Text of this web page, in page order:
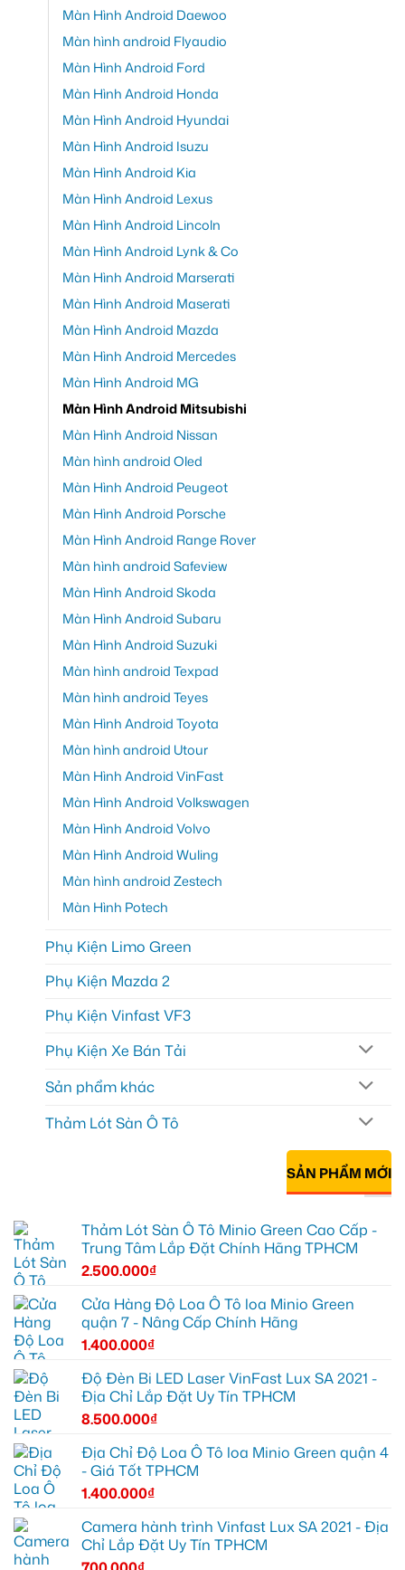
Màn Hình Android Daewoo
Màn hình android Flyaudio
Màn Hình Android Ford
Màn Hình Android Honda
Màn Hình Android Hyundai
Màn Hình Android Isuzu
Màn Hình Android Kia
Màn Hình Android Lexus
Màn Hình Android Lincoln
Màn Hình Android Lynk & Co
Màn Hình Android Marserati
Màn Hình Android Maserati
Màn Hình Android Mazda
Màn Hình Android Mercedes
Màn Hình Android MG
Màn Hình Android Mitsubishi
Màn Hình Android Nissan
Màn hình android Oled
Màn Hình Android Peugeot
Màn Hình Android Porsche
Màn Hình Android Range Rover
Màn hình android Safeview
Màn Hình Android Skoda
Màn Hình Android Subaru
Màn Hình Android Suzuki
Màn hình android Texpad
Màn hình android Teyes
Màn Hình Android Toyota
Màn hình android Utour
Màn Hình Android VinFast
Màn Hình Android Volkswagen
Màn Hình Android Volvo
Màn Hình Android Wuling
Màn hình android Zestech
Màn Hình Potech
Phụ Kiện Limo Green
Phụ Kiện Mazda 2
Phụ Kiện Vinfast VF3
Phụ Kiện Xe Bán Tải
Sản phẩm khác
Thảm Lót Sàn Ô Tô
SẢN PHẨM MỚI
Thảm Lót Sàn Ô Tô Minio Green Cao Cấp -
Trung Tâm Lắp Đặt Chính Hãng TPHCM
2.500.000₫
Cửa Hàng Độ Loa Ô Tô loa Minio Green
quận 7 - Nâng Cấp Chính Hãng
1.400.000₫
Độ Đèn Bi LED Laser VinFast Lux SA 2021 -
Địa Chỉ Lắp Đặt Uy Tín TPHCM
8.500.000₫
Địa Chỉ Độ Loa Ô Tô loa Minio Green quận 4
- Giá Tốt TPHCM
1.400.000₫
Camera hành trình Vinfast Lux SA 2021 - Địa
Chỉ Lắp Đặt Uy Tín TPHCM